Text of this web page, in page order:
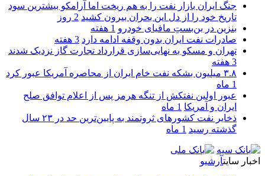
جنگ ایران بازار نفت را به هم ریخت اما آرامکو بیشترین سود
تاریخ خود را از دل این بحران بیرون کشید 2 روز
بنزین در بن‌بستِ مافیای خودرو 1 هفته
صادرات نفت ایران بدون وقفه ادامه دارد 3 هفته
تهران و مسکو به نهایی‌سازی قرارداد تجارت گاز نزدیک شدند
3 هفته
۳.۸ میلیون بشکه نفت خام ایران از محاصره آمریکا عبور کرد
1 ماه
عبور اولین نفتکش از تنگه هرمز پس از اعلام توافق صلح
ایران و آمریکا 1 ماه
ذخایر نفت کشورهای ثروتمند به پایین‌ترین حد در ۲۳ سال
گذشته رسید 1 ماه
اخبار سایتآرشیو